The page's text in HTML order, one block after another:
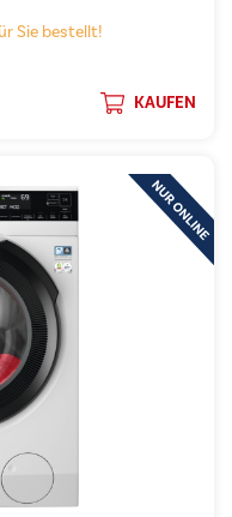
Sie bestellt!
KAUFEN